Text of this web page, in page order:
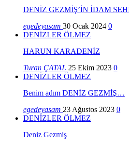
DENİZ GEZMİŞ’İN İDAM
egedeyasam 30 Ocak 2024 0
DENİZLER ÖLMEZ
HARUN KARADENİZ
Turan ÇATAL 25 Ekim 2023 0
DENİZLER ÖLMEZ
Benim adım DENİZ GEZMİŞ…
egedeyasam 23 Ağustos 2023 0
DENİZLER ÖLMEZ
Deniz Gezmiş